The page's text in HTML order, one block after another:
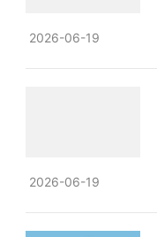
2026-06-19
2026-06-19